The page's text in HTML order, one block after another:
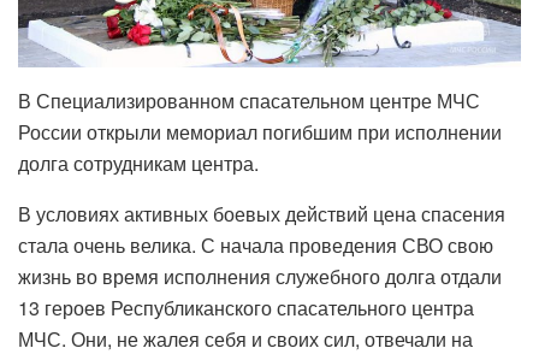
В Специализированном спасательном центре МЧС
России открыли мемориал погибшим при исполнении
долга сотрудникам центра.
В условиях активных боевых действий цена спасения
стала очень велика. С начала проведения СВО свою
жизнь во время исполнения служебного долга отдали
13 героев Республиканского спасательного центра
МЧС. Они, не жалея себя и своих сил, отвечали на